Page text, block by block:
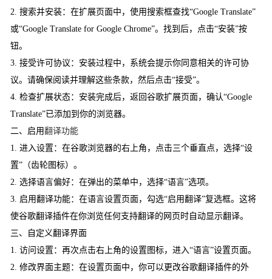
2. 搜索并安装：在扩展页面中，使用搜索框查找“Google Translate”
或“Google Translate for Google Chrome”。找到后，点击“安装”按
钮。
3. 接受许可协议：安装过程中，系统会提示你同意相关的许可协
议。请确保阅读并理解这些条款，然后点击“接受”。
4. 检查扩展状态：安装完成后，返回谷歌扩展页面，确认“Google
Translate”已添加到你的浏览器。
二、启用翻译功能
1. 进入设置：在谷歌浏览器的右上角，点击三个垂直点，选择“设
置”（齿轮图标）。
2. 选择语言偏好：在弹出的菜单中，选择“语言”选项。
3. 启用翻译功能：在语言设置页面，勾选“启用翻译”复选框。这将
使谷歌翻译插件在你浏览任何支持翻译的网页时自动显示翻译。
三、自定义翻译界面
1. 访问设置：再次点击右上角的设置图标，进入“语言”设置页面。
2. 修改界面主题：在设置页面中，你可以更改谷歌翻译插件的外